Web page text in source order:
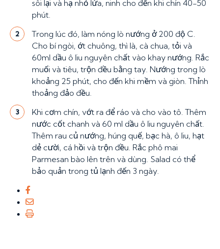
sôi lại và hạ nhỏ lửa, ninh cho đến khi chín 40-50
phút.
2
Trong lúc đó, làm nóng lò nướng ở 200 độ C.
Cho bí ngòi, ớt chuông, thì là, cà chua, tỏi và
60ml dầu ô liu nguyên chất vào khay nướng. Rắc
muối và tiêu, trộn đều bằng tay. Nướng trong lò
khoảng 25 phút, cho đến khi mềm và giòn. Thỉnh
thoảng đảo đều.
3
Khi cơm chín, vớt ra để ráo và cho vào tô. Thêm
nước cốt chanh và 60 ml dầu ô liu nguyên chất.
Thêm rau củ nướng, húng quế, bạc hà, ô liu, hạt
dẻ cười, cá hồi và trộn đều. Rắc phô mai
Parmesan bào lên trên và dùng. Salad có thể
bảo quản trong tủ lạnh đến 3 ngày.